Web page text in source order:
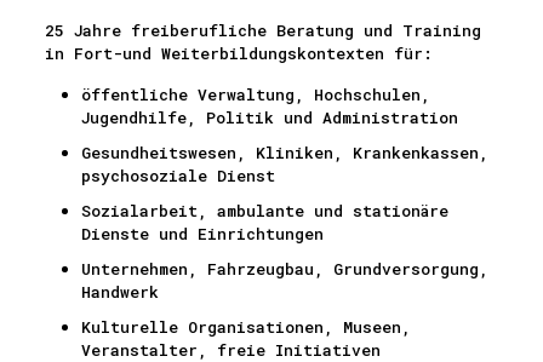
25 Jahre freiberufliche Beratung und Training
in Fort-und Weiterbildungskontexten für:
öffentliche Verwaltung, Hochschulen,
Jugendhilfe, Politik und Administration
Gesundheitswesen, Kliniken, Krankenkassen,
psychosoziale Dienst
Sozialarbeit, ambulante und stationäre
Dienste und Einrichtungen
Unternehmen, Fahrzeugbau, Grundversorgung,
Handwerk
Kulturelle Organisationen, Museen,
Veranstalter, freie Initiativen